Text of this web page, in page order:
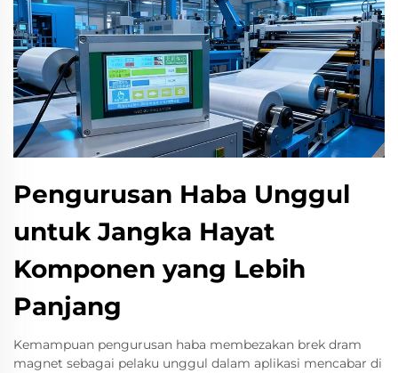
Pengurusan Haba Unggul
untuk Jangka Hayat
Komponen yang Lebih
Panjang
Kemampuan pengurusan haba membezakan brek dram
magnet sebagai pelaku unggul dalam aplikasi mencabar di